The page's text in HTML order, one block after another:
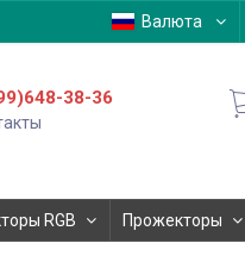
Валюта
38-36
RGB Прожекторы